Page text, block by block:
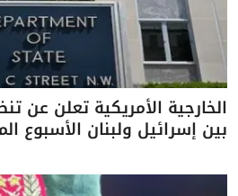
الخارجية الأمريكية تعلن عن
بين إسرائيل ولبنان الأسبوع